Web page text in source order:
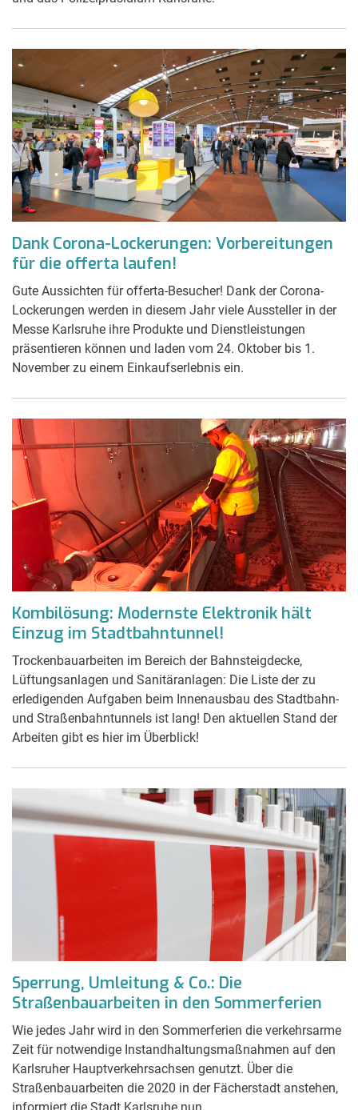
Dank Corona-Lockerungen: Vorbereitungen
für die offerta laufen!
Gute Aussichten für offerta-Besucher! Dank der Corona-
Lockerungen werden in diesem Jahr viele Aussteller in der
Messe Karlsruhe ihre Produkte und Dienstleistungen
präsentieren können und laden vom 24. Oktober bis 1.
November zu einem Einkaufserlebnis ein.
Kombilösung: Modernste Elektronik hält
Einzug im Stadtbahntunnel!
Trockenbauarbeiten im Bereich der Bahnsteigdecke,
Lüftungsanlagen und Sanitäranlagen: Die Liste der zu
erledigenden Aufgaben beim Innenausbau des Stadtbahn-
und Straßenbahntunnels ist lang! Den aktuellen Stand der
Arbeiten gibt es hier im Überblick!
Sperrung, Umleitung & Co.: Die
Straßenbauarbeiten in den Sommerferien
Wie jedes Jahr wird in den Sommerferien die verkehrsarme
Zeit für notwendige Instandhaltungsmaßnahmen auf den
Karlsruher Hauptverkehrsachsen genutzt. Über die
Straßenbauarbeiten die 2020 in der Fächerstadt anstehen,
informiert die Stadt Karlsruhe nun.